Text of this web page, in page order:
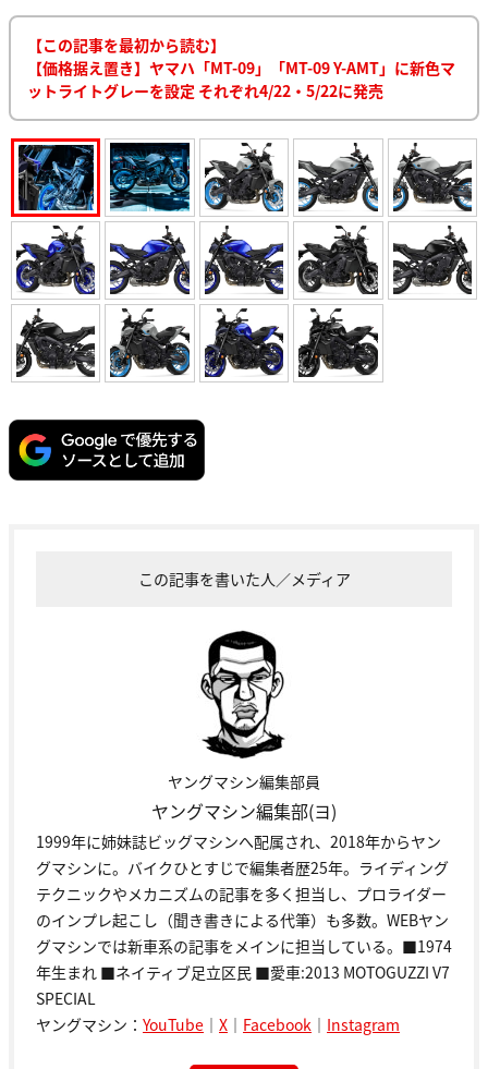
【この記事を最初から読む】
【価格据え置き】ヤマハ「MT-09」「MT-09 Y-AMT」に新色マ
ットライトグレーを設定 それぞれ4/22・5/22に発売
この記事を書いた人／メディア
ヤングマシン編集部員
ヤングマシン編集部(ヨ)
1999年に姉妹誌ビッグマシンへ配属され、2018年からヤン
グマシンに。バイクひとすじで編集者歴25年。ライディング
テクニックやメカニズムの記事を多く担当し、プロライダー
のインプレ起こし（聞き書きによる代筆）も多数。WEBヤン
グマシンでは新車系の記事をメインに担当している。■1974
年生まれ ■ネイティブ足立区民 ■愛車:2013 MOTOGUZZI V7
SPECIAL
ヤングマシン： YouTube ｜ X ｜ Facebook ｜ Instagram